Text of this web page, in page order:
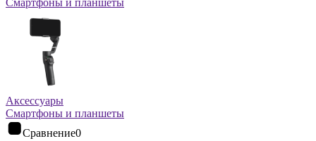
Смартфоны и планшеты
Аксессуары
Смартфоны и планшеты
Сравнение0